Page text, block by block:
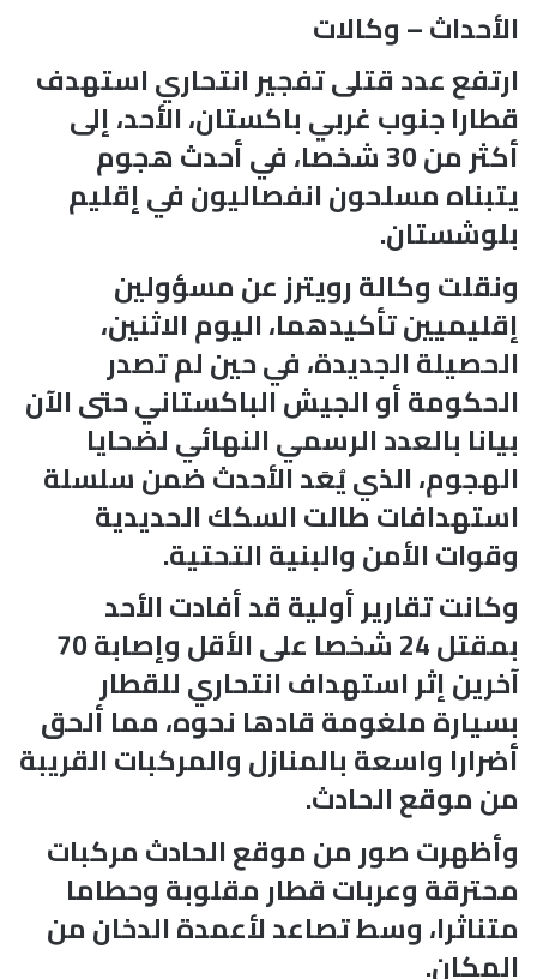
الأحداث – وكالات
ارتفع عدد قتلى تفجير انتحاري استهدف
قطارا جنوب غربي باكستان، الأحد، إلى
أكثر من 30 شخصا، في أحدث هجوم
يتبناه مسلحون انفصاليون في إقليم
بلوشستان.
ونقلت وكالة رويترز عن مسؤولين
إقليميين تأكيدهما، اليوم الاثنين،
الحصيلة الجديدة، في حين لم تصدر
الحكومة أو الجيش الباكستاني حتى الآن
بيانا بالعدد الرسمي النهائي لضحايا
الهجوم، الذي يُعَد الأحدث ضمن سلسلة
استهدافات طالت السكك الحديدية
وقوات الأمن والبنية التحتية.
وكانت تقارير أولية قد أفادت الأحد
بمقتل 24 شخصا على الأقل وإصابة 70
آخرين إثر استهداف انتحاري للقطار
بسيارة ملغومة قادها نحوه، مما ألحق
أضرارا واسعة بالمنازل والمركبات القريبة
من موقع الحادث.
وأظهرت صور من موقع الحادث مركبات
محترقة وعربات قطار مقلوبة وحطاما
متناثرا، وسط تصاعد لأعمدة الدخان من
المكان.